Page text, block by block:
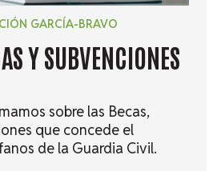
GARCÍA-BRAVO
Y SUBVENCIONES
sobre las Becas,
que concede el
de la Guardia Civil.